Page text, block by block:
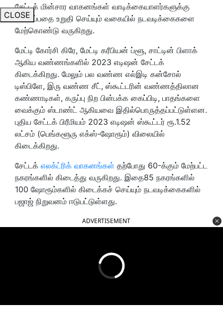
CLOSE
சேட்டக் மின்சார வாகனங்கள் வாடிக்கையாளர்களுக்கு
கிடைப்பதை உறுதி செய்யும் வகையில் நடவடிக்கைகளை
மேற்கொண்டு வருகிறது.
மேட்டி கோர்சி கிரே, மேட்டி கரீபியன் ப்ளூ, சாட்டின் பிளாக்
ஆகிய வண்ணங்களில் 2023 எடிஷன் சேட்டக்
கிடைக்கிறது. மேலும் பல வண்ண எல்இடி கன்சோல்
டிஸ்பிளே, இரு வண்ண சீட், ஸ்கூட்டரின் வண்ணத்திலான
கண்ணாடிகள், கருப்பு நிற பின்பக்க கைப்பிடி, பாதங்களை
வைக்கும் ஸ்டாண்ட் ஆகியவை இதில்பொருத்தப்பட்டுள்ளன.
புதிய சேட்டக் பிரீமியம் 2023 எடிஷன் ஸ்கூட்டர் ரூ.1.52
லட்சம் (பெங்களூரு எக்ஸ்-ஷோரூம்) விலையில்
கிடைக்கிறது.
சேட்டக் எலக்ட்ரிக் வாகனங்கள் தற்போது 60-க்கும் மேற்பட்ட
நகரங்களில் கிடைத்து வருகிறது. இதை85 நகரங்களில்
100 ஷோரூம்களில் கிடைக்கச் செய்யும் நடவடிக்கைகளில்
பஜாஜ் நிறுவனம் ஈடுபட்டுள்ளது.
ADVERTISEMENT